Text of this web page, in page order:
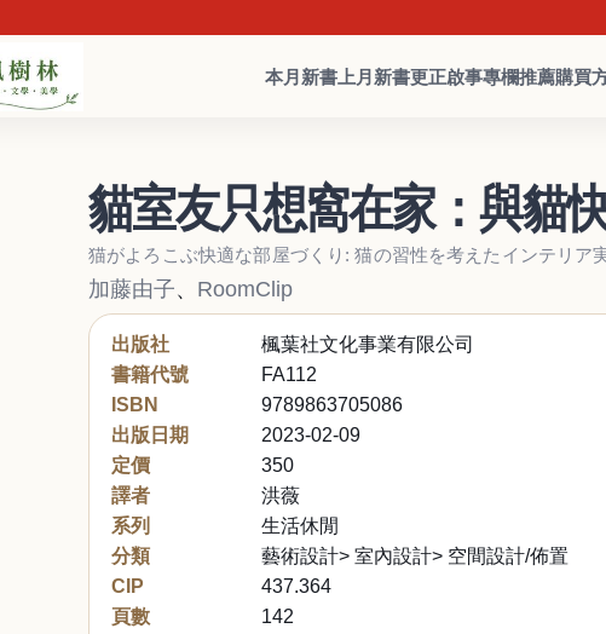
本月新書 上月新書更正啟事專欄推薦購買
貓室友只想窩在家：與貓
猫がよろこぶ快適な部屋づくり: 猫の習性を考えたインテリア
加藤由子、 RoomClip
出版社
楓葉社文化事業有限公司
書籍代號
FA112
ISBN
9789863705086
出版日期
2023-02-09
定價
350
譯者
洪薇
系列
生活休閒
分類
藝術設計> 室內設計> 空間設計/佈置
CIP
437.364
頁數
142